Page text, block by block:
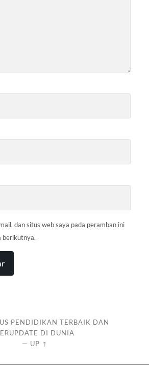
dan situs web saya pada peramban ini
berikutnya.
PENDIDIKAN TERBAIK DAN
DI DUNIA
— UP ↑